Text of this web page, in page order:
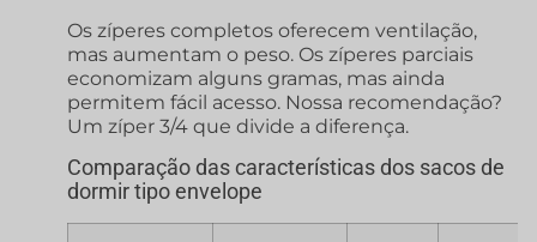
Os zíperes completos oferecem ventilação,
mas aumentam o peso. Os zíperes parciais
economizam alguns gramas, mas ainda
permitem fácil acesso. Nossa recomendação?
Um zíper 3/4 que divide a diferença.
Comparação das características dos sacos de
dormir tipo envelope